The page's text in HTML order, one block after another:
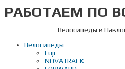
Перейти
кРАБОТАЕМ ПО
Велосипеды в
Велосипеды
Fuji
NOVATRACK